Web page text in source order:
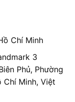
Chí Minh
3
Phủ, Phường
Chí Minh, Việt